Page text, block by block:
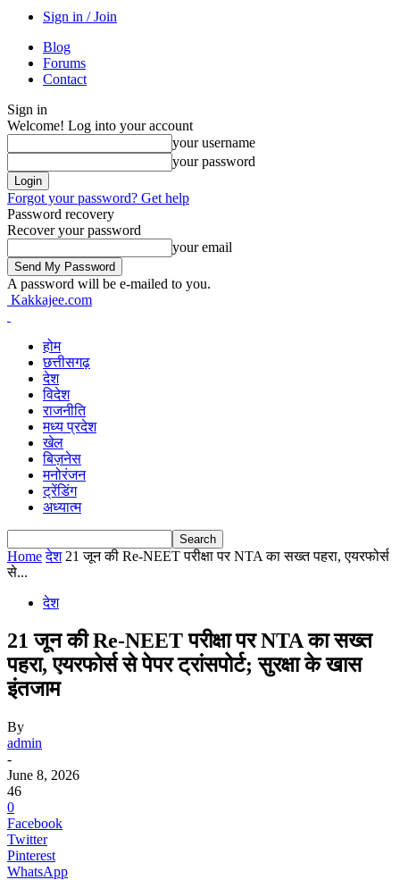
Sign in / Join
Blog
Forums
Contact
Sign in
Welcome! Log into your account
your username
your password
Forgot your password? Get help
Password recovery
Recover your password
your email
A password will be e-mailed to you.
Kakkajee.com
होम
छत्तीसगढ़
देश
विदेश
राजनीति
मध्य प्रदेश
खेल
बिज़नेस
मनोरंजन
ट्रेंडिंग
अध्यात्म
Home देश 21 जून की Re-NEET परीक्षा पर NTA का सख्त पहरा, एयरफोर्स
से...
देश
21 जून की Re-NEET परीक्षा पर NTA का सख्त
पहरा, एयरफोर्स से पेपर ट्रांसपोर्ट; सुरक्षा के खास
इंतजाम
By
admin
-
June 8, 2026
46
0
Facebook
Twitter
Pinterest
WhatsApp